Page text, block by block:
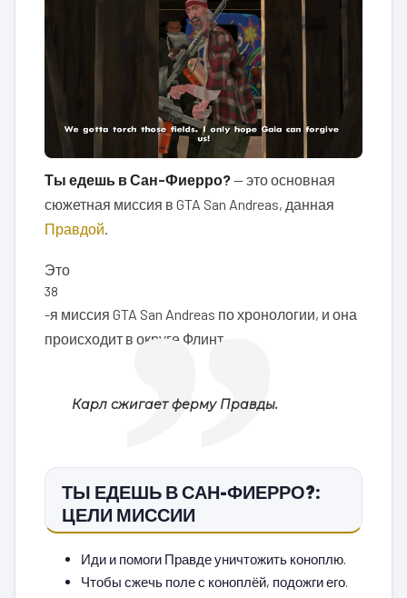
Ты едешь в Сан-Фиерро?— это основная
сюжетная миссия в GTA San Andreas, данная
Правдой.
Это
38
-я миссия GTA San Andreas по хронологии, и она
происходит в округе Флинт.
Карл сжигает ферму Правды.
ТЫ ЕДЕШЬ В САН-ФИЕРРО?:
ЦЕЛИ МИССИИ
Иди и помоги Правде уничтожить коноплю.
Чтобы сжечь поле с коноплёй, подожги его.